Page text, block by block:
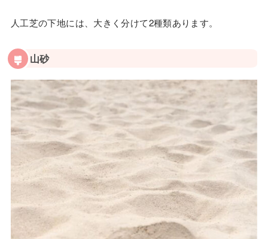
人工芝の下地には、大きく分けて2種類あります。
山砂